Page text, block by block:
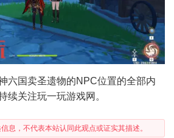
六国卖圣遗物的NPC位置的全部内
续关注玩一玩游戏网。
息，不代表本站认同此观点或证实其描述。